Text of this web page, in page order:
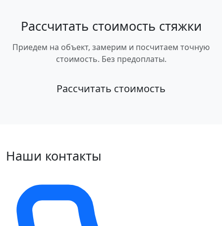
Рассчитать стоимость стяжки
Приедем на объект, замерим и посчитаем точную
стоимость. Без предоплаты.
Рассчитать стоимость
Наши контакты